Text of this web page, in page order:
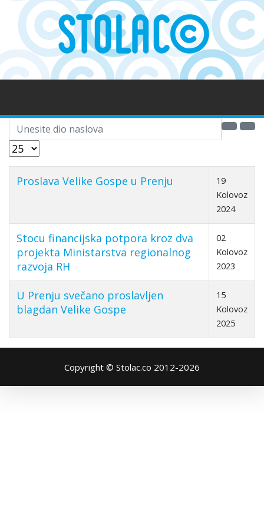
Unesite dio naslova
Prikaz #
Proslava Velike Gospe u Prenju
19
Kolovoz
2024
Stocu financijska potpora kroz dva
projekta Ministarstva regionalnog
razvoja RH
02
Kolovoz
2023
U Prenju svečano proslavljen
blagdan Velike Gospe
15
Kolovoz
2025
Copyright © Stolac.co 2012-2026